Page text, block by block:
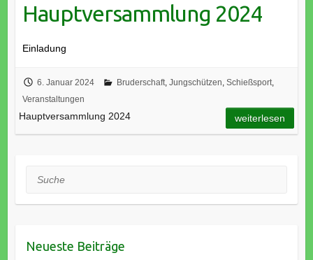
Hauptversammlung 2024
Einladung
6. Januar 2024 Bruderschaft, Jungschützen, Schießsport,
Veranstaltungen
Hauptversammlung 2024 weiterlesen
Suche
Neueste Beiträge